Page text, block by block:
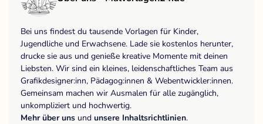
Bei uns findest du tausende Vorlagen für Kinder,
Jugendliche und Erwachsene. Lade sie kostenlos herunter,
drucke sie aus und genieße kreative Momente mit deinen
Liebsten. Wir sind ein kleines, leidenschaftliches Team aus
Grafikdesigner:inn, Pädagog:innen & Webentwickler:innen.
Gemeinsam machen wir Ausmalen für alle zugänglich,
unkompliziert und hochwertig.
Mehr über uns und unsere Inhaltsrichtlinien.